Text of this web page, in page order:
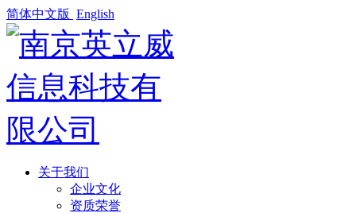
简体中文版 English
关于我们
企业文化
资质荣誉